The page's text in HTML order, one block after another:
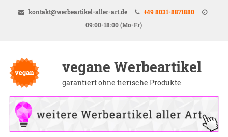
kontakt@werbeartikel-aller-art.de
+49 8031-8871880
09:00-18:00 (Mo-Fr)
vegane Werbeartikel
garantiert ohne tierische Produkte